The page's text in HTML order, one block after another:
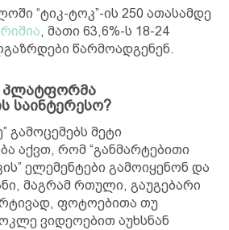
“ტიკ-ტოკ”-ის 250 ათასამდე
, მათი 63,6%-ს 18-24
წარმოადგენენ.
პლატფორმა
საინტერესო?
გამოცემებს მეტი
აქვთ, რომ “განმარტებითი
ელემენტები გამოიყენონ და
მაგრამ რთული, გაუგებარი
ფოტოებითა თუ
ვიდეოებით აუხსნან